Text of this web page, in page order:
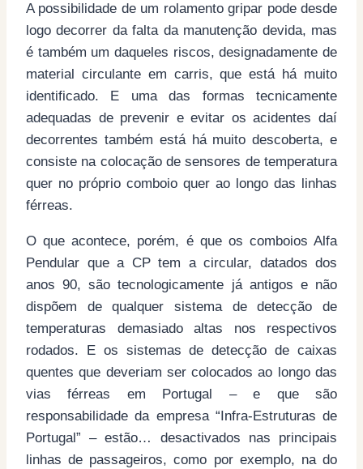
A possibilidade de um rolamento gripar pode desde
logo decorrer da falta da manutenção devida, mas
é também um daqueles riscos, designadamente de
material circulante em carris, que está há muito
identificado. E uma das formas tecnicamente
adequadas de prevenir e evitar os acidentes daí
decorrentes também está há muito descoberta, e
consiste na colocação de sensores de temperatura
quer no próprio comboio quer ao longo das linhas
férreas.
O que acontece, porém, é que os comboios Alfa
Pendular que a CP tem a circular, datados dos
anos 90, são tecnologicamente já antigos e não
dispõem de qualquer sistema de detecção de
temperaturas demasiado altas nos respectivos
rodados. E os sistemas de detecção de caixas
quentes que deveriam ser colocados ao longo das
vias férreas em Portugal – e que são
responsabilidade da empresa “Infra-Estruturas de
Portugal” – estão… desactivados nas principais
linhas de passageiros, como por exemplo, na do